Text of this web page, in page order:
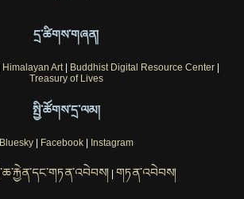
དྲ་ཚིགས་གཞན།
Himalayan Art| Buddhist Digital Resource Center|
Treasury of Lives
སྤྱི་ཚོགས་དྲ་ལམ།
Bluesky| Facebook| Instagram
གཏན་འབེབས།